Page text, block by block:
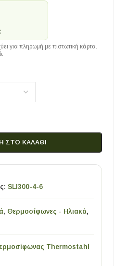
για πληρωμή με πιστωτική κάρτα.
ΣΤΟ ΚΑΛΆΘΙ
SLI300-4-6
, Θερμοσίφωνες - Ηλιακά,
Thermostahl